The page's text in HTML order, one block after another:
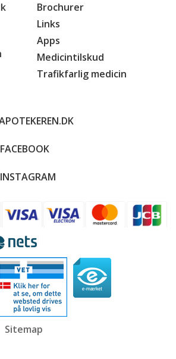
Brochurer
Links
Apps
Medicintilskud
Trafikfarlig medicin
Sitemap